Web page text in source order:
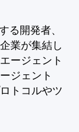
る開発者、
業が集結し
ージェント
ジェント
トコルやツ